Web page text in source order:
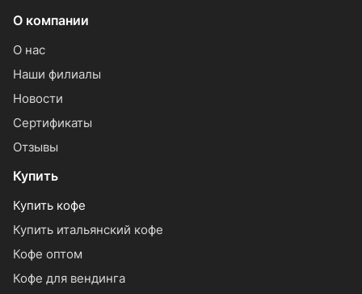
О компании
О нас
Наши филиалы
Новости
Сертификаты
Отзывы
Купить
Купить кофе
Купить итальянский кофе
Кофе оптом
Кофе для вендинга